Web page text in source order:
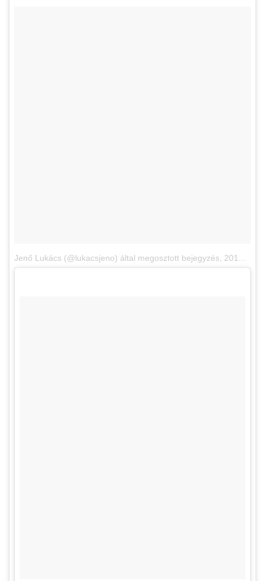
Jenő Lukács (@lukacsjeno) által megosztott bejegyzés 2017. Nov 30., 12:53 PST